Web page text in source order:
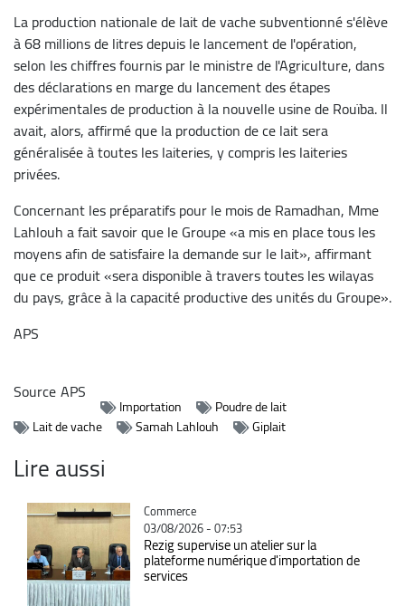
La production nationale de lait de vache subventionné s'élève
à 68 millions de litres depuis le lancement de l'opération,
selon les chiffres fournis par le ministre de l'Agriculture, dans
des déclarations en marge du lancement des étapes
expérimentales de production à la nouvelle usine de Rouïba. Il
avait, alors, affirmé que la production de ce lait sera
généralisée à toutes les laiteries, y compris les laiteries
privées.
Concernant les préparatifs pour le mois de Ramadhan, Mme
Lahlouh a fait savoir que le Groupe «a mis en place tous les
moyens afin de satisfaire la demande sur le lait», affirmant
que ce produit «sera disponible à travers toutes les wilayas
du pays, grâce à la capacité productive des unités du Groupe».
APS
SourceAPS
Importation
Poudre de lait
Lait de vache
Samah Lahlouh Giplait
Lire aussi
Catégorie
Commerce
03/08/2026 - 07:53
Rezig supervise un atelier sur la
plateforme numérique d'importation de
services